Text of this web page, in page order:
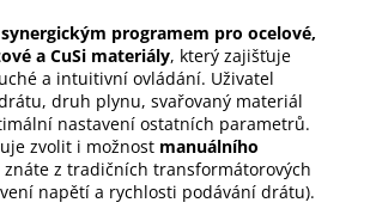
synergickým programem pro ocelové,
a CuSi materiály, který zajišťuje
a intuitivní ovládání. Uživatel
druh plynu, svařovaný materiál
nastavení ostatních parametrů.
zvolit i možnost manuálního
znáte z tradičních transformátorových
napětí a rychlosti podávání drátu).